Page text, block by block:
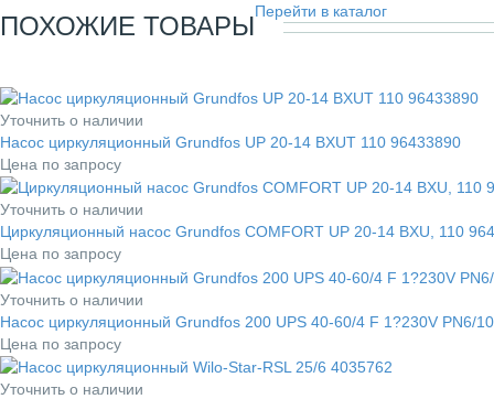
ПОХОЖИЕ ТОВАРЫПерейти в каталог
Уточнить о наличии
Насос циркуляционный Grundfos UP 20-14 BXUT 110 96433890
Цена по запросу
Уточнить о наличии
Циркуляционный насос Grundfos COMFORT UP 20-14 BXU, 110
Цена по запросу
Уточнить о наличии
Насос циркуляционный Grundfos 200 UPS 40-60/4 F 1?230V PN6/
Цена по запросу
Уточнить о наличии